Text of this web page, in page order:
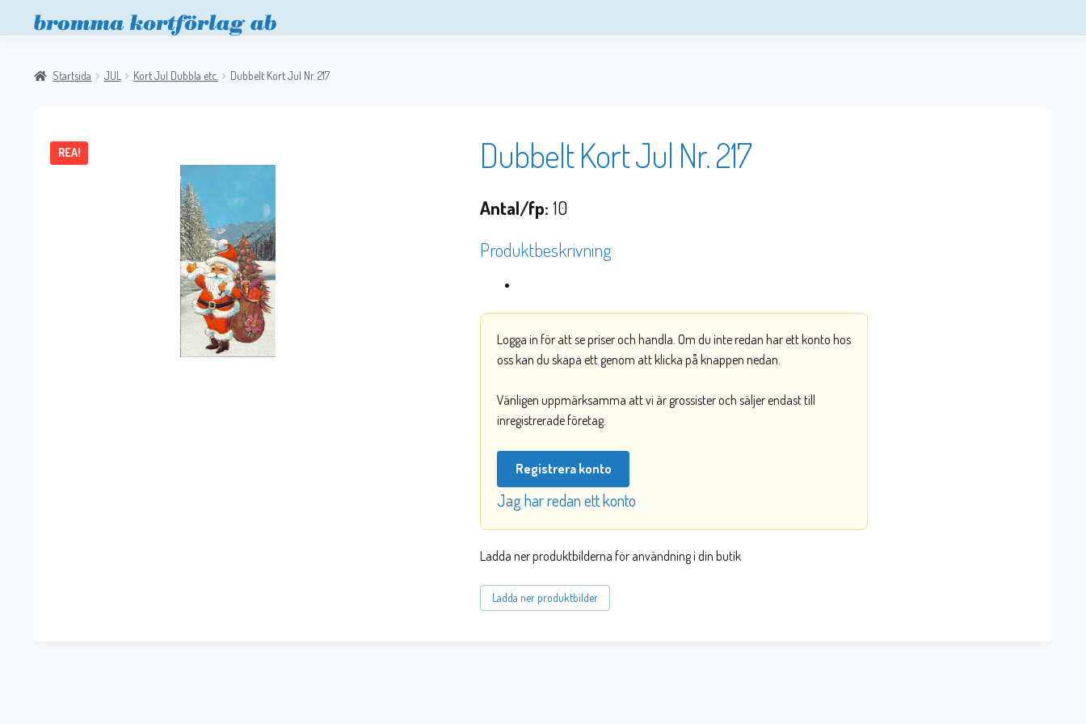
Startsida JUL Kort Jul Dubbla etc. Dubbelt Kort Jul Nr. 217
REA! Dubbelt Kort Jul Nr. 217
Antal/fp: 10
Produktbeskrivning
Logga in för att se priser och handla. Om du inte redan har ett konto hos
oss kan du skapa ett genom att klicka på knappen nedan.
Vänligen uppmärksamma att vi är grossister och säljer endast till
inregistrerade företag.
Registrera konto
Jag har redan ett konto
Ladda ner produktbilderna för användning i din butik
Ladda ner produktbilder